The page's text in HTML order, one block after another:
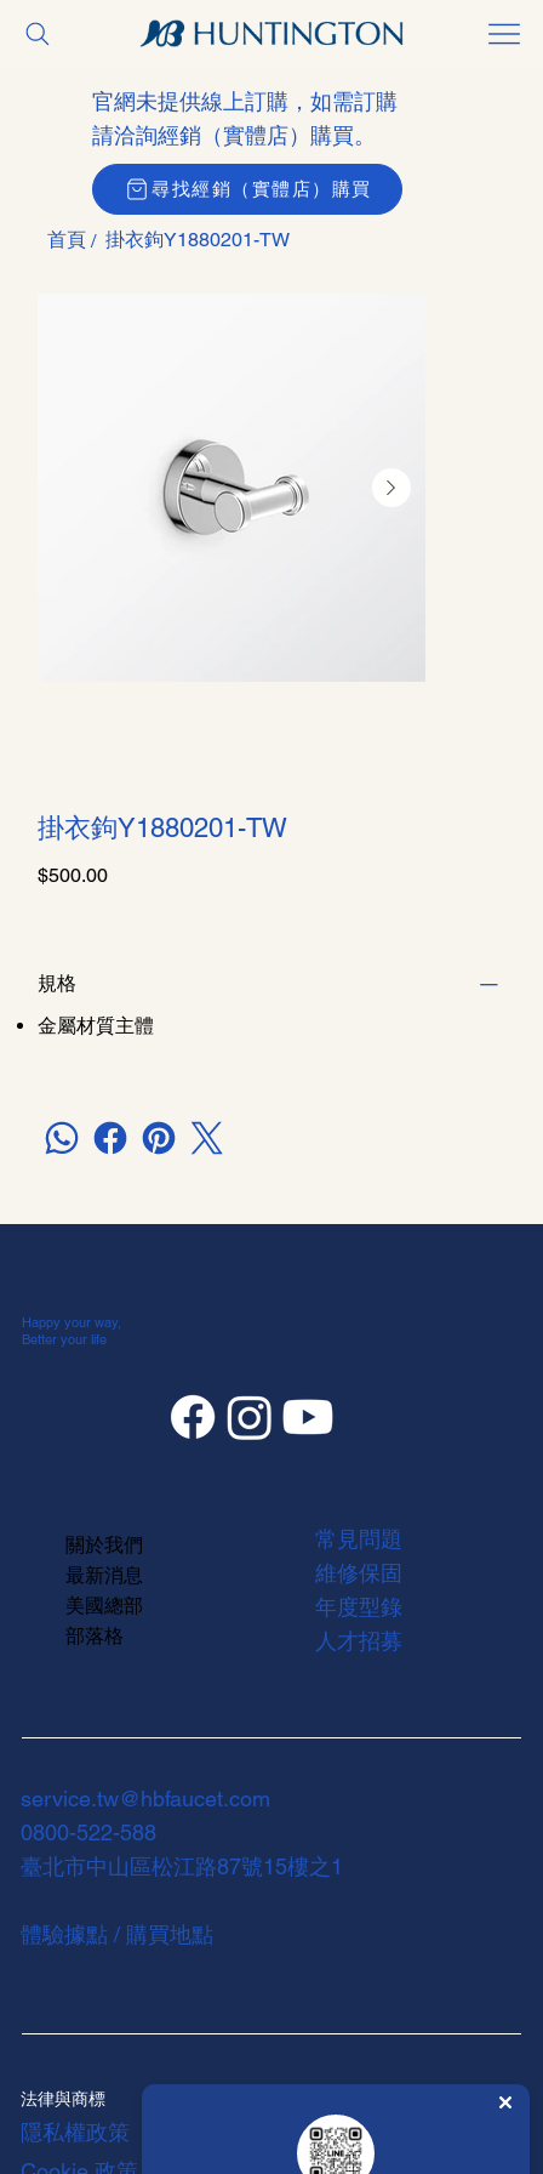
首頁 / 掛衣鉤Y1880201-TW
掛衣鉤Y1880201-TW
價
格
$500.00
規格
金屬材質主體
官網未提供線上訂購，如需訂購
請洽詢經銷（實體店）購買。
尋找經銷（實體店）購買
service.tw@hbfaucet.com
0800-522-588
臺北市中山區松江路87號15樓之1
體驗據點 / 購買地點
Happy your way,
Better your life
關於我們
最新消息
美國總部
部落格
常見問題
維修保固
年度型錄
人才招募
法律與商標
隱私權政策